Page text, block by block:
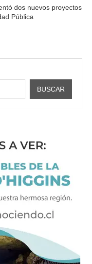
dos nuevos proyectos
Pública
BUSCAR